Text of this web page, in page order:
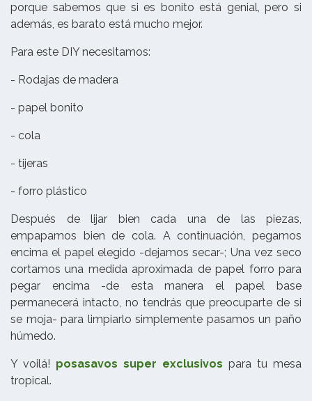
porque sabemos que si es bonito está genial, pero si
además, es barato está mucho mejor.
Para este DIY necesitamos:
- Rodajas de madera
- papel bonito
- cola
- tijeras
- forro plástico
Después de lijar bien cada una de las piezas,
empapamos bien de cola. A continuación, pegamos
encima el papel elegido -dejamos secar-; Una vez seco
cortamos una medida aproximada de papel forro para
pegar encima -de esta manera el papel base
permanecerá intacto, no tendrás que preocuparte de si
se moja- para limpiarlo simplemente pasamos un paño
húmedo.
Y voilá! posasavos super exclusivos para tu mesa
tropical.